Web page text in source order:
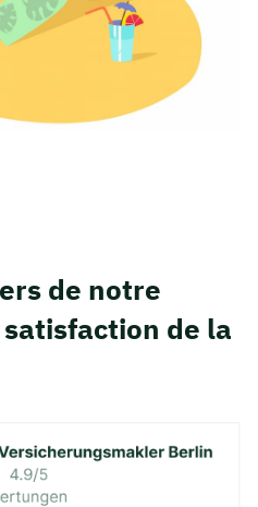
de notre
de la